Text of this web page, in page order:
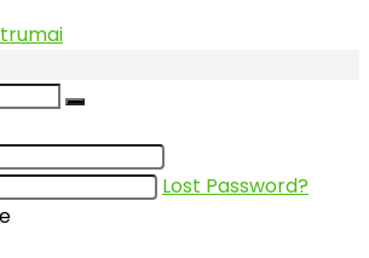
Lost Password?